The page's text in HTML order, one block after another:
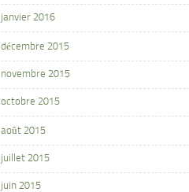
janvier 2016
décembre 2015
novembre 2015
octobre 2015
août 2015
juillet 2015
juin 2015